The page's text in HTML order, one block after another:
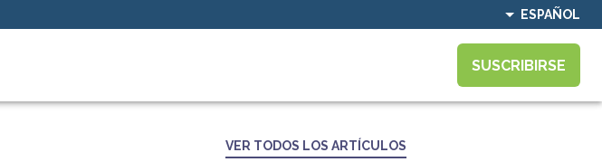
ESPAÑOL
SUSCRIBIRSE
VER TODOS LOS ARTÍCULOS